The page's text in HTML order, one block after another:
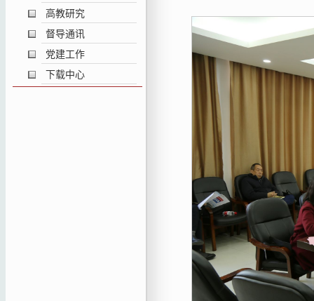
高教研究
督导通讯
党建工作
下载中心